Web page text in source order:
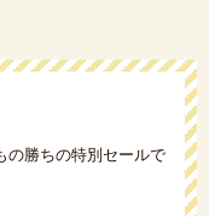
の勝ちの特別セールで